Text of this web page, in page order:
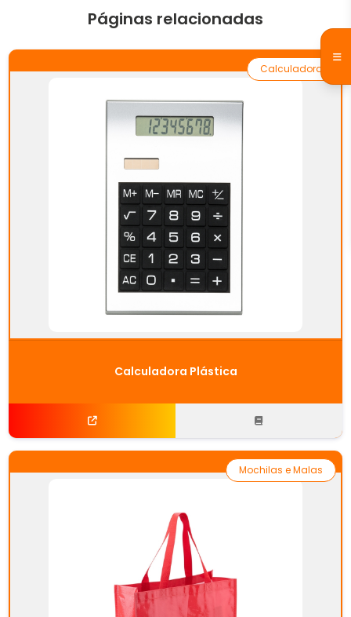
Páginas relacionadas
Calculadora Plástica
Calculadora
Mochilas e Malas